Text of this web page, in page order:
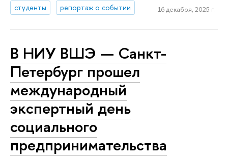
студенты
репортаж о событии 16 декабря, 2025 г.
В НИУ ВШЭ — Санкт-
Петербург прошел
международный
экспертный день
социального
предпринимательства